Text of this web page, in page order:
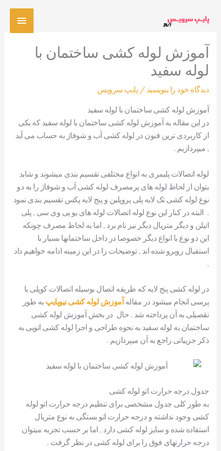
آموزش لوله کشی ساختمان با
لوله سفید
دیدگاه‌ خود را بنویسید / پایپ سرویس
آموزش لوله کشی ساختمان با لوله سفید
در این مقاله به آموزش لوله کشی ساختمان با لوله سفید که یکی
از کاربردی ترین فنون در لوله کشی آب و شوفاژ به حساب می آید
, میپردازیم .
لوله اتصالات پلیمری به انواع مختلفی تقسیم بندی میشوند و شاید
بتوان از لحاظ لوله های پرمصرف لوله کشی آب و شوفاژ را به دو
نوع لوله کشی تک لایه پلی پروپلین و پنج لایه پکس تقسیم بندی نمود
. البته در کنار این نوع لوله اتصالات لوله های یو پی وی سی , پلی
اتیلن و دیگر متریال دیگر نیز نام برد , اما به لحاظ مصرف چونکه
این دو نوع با انواع دیگر خصوصا در داخل ساختمانها بسیار با
استقبال روبرو شده اند , توضیحات را در این زمینه ادامه خواهیم داد
.
در لوله کشی پنج لایه که طریقه اتصال بوسیله اتصالات کوپلی یا
پرسی انجام میشود در مقالهآموزش لوله کشی نیوپایپ به طور
تقصیلی به آن پرداخته شد . حال در بخش آموزش لوله کشی
ساختمان به لوله سفید به نحوه طراحی و اجرا لوله کشی اتویی به
ذکر جزییاتی راجع به آن میپردازیم .
جدول درجه حرارت اتو لوله کشی
به طور کلی جدول مشخصی برای تنظیم درجه حرارت اتو لوله
کشی وجود نداشته و درجه حرارت اتو بستگی به نوع متریال
استفاده شده و سایز لوله کشی دارد , اما بر حسب تجربه میتوان
درجه حرارتهای فوق را برای لوله کشی در نظر گرفت .